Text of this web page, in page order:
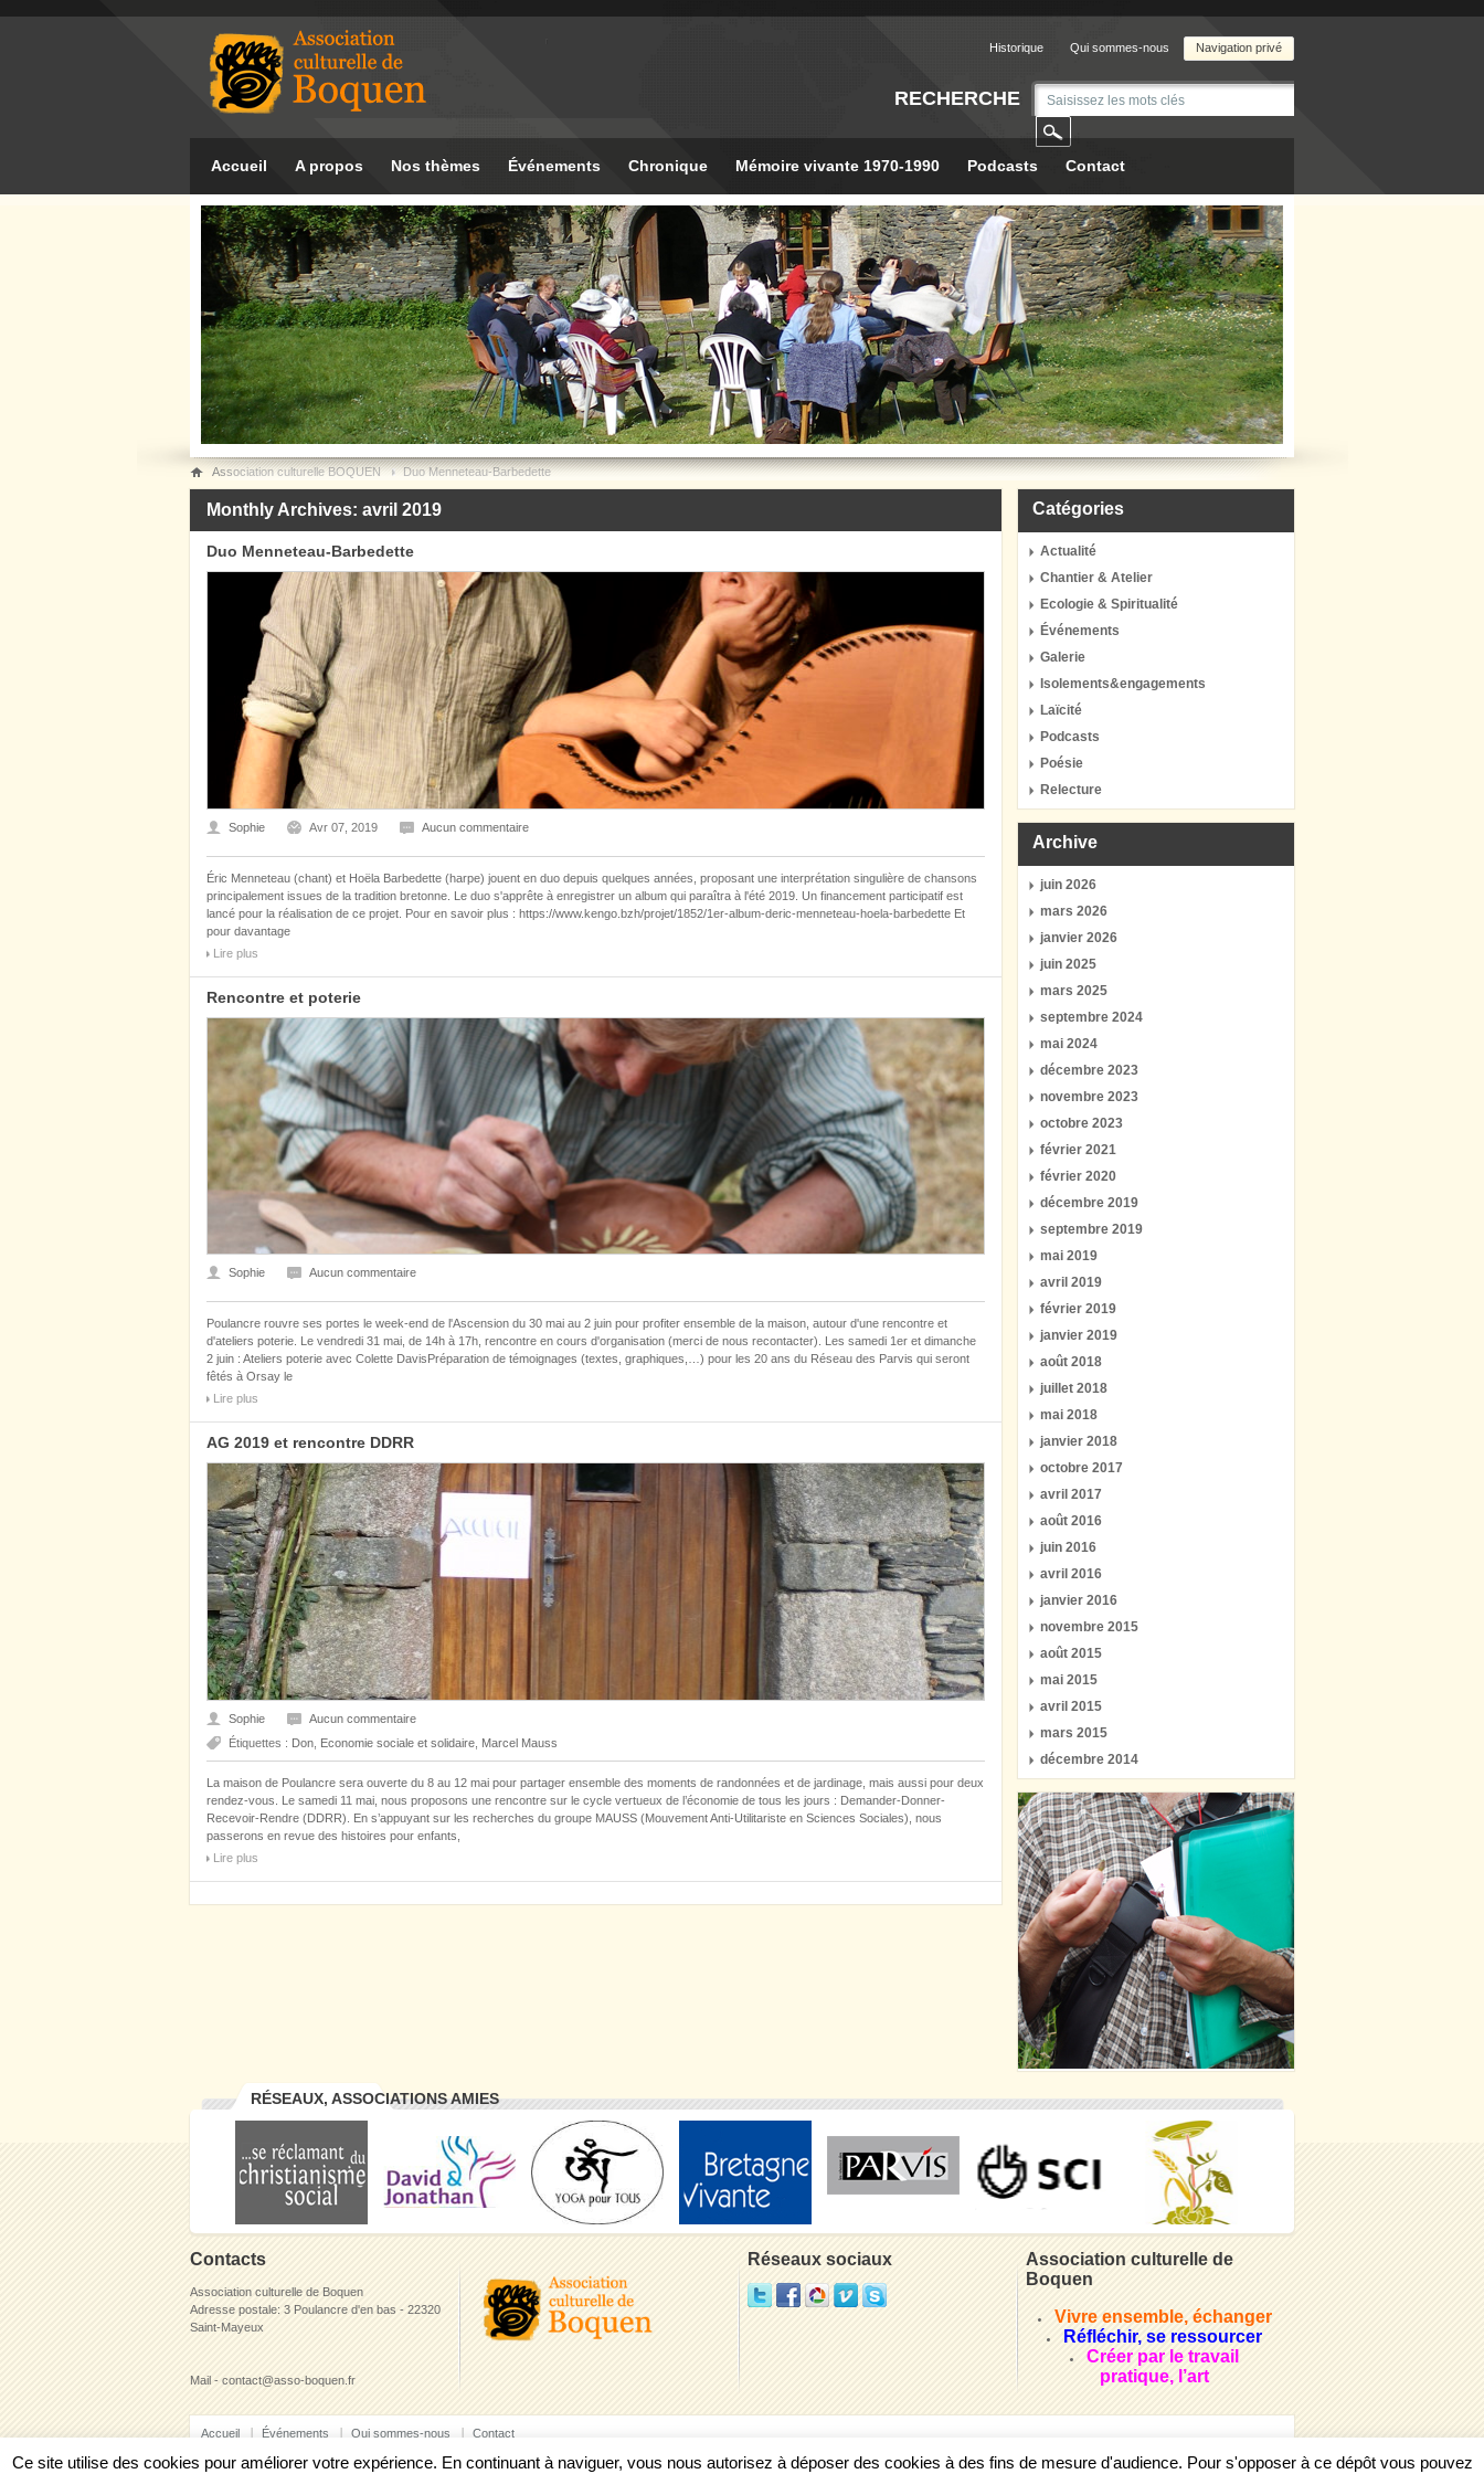
Navigation privé
Historique Qui sommes-nous
RECHERCHE
Accueil A propos Nos thèmes Événements Chronique Mémoire vivante 1970-1990 Podcasts Contact
Association culturelle BOQUEN Duo Menneteau-Barbedette
Monthly Archives: avril 2019
Duo Menneteau-Barbedette
Sophie Avr 07, 2019 Aucun commentaire
Éric Menneteau (chant) et Hoëla Barbedette (harpe) jouent en duo depuis quelques années, proposant une interprétation singulière de chansons
principalement issues de la tradition bretonne. Le duo s'apprête à enregistrer un album qui paraîtra à l'été 2019. Un financement participatif est
lancé pour la réalisation de ce projet. Pour en savoir plus : https://www.kengo.bzh/projet/1852/1er-album-deric-menneteau-hoela-barbedette Et
pour davantage
Lire plus
Rencontre et poterie
Sophie Aucun commentaire
Poulancre rouvre ses portes le week-end de l'Ascension du 30 mai au 2 juin pour profiter ensemble de la maison, autour d'une rencontre et
d'ateliers poterie. Le vendredi 31 mai, de 14h à 17h, rencontre en cours d'organisation (merci de nous recontacter). Les samedi 1er et dimanche
2 juin : Ateliers poterie avec Colette DavisPréparation de témoignages (textes, graphiques,…) pour les 20 ans du Réseau des Parvis qui seront
fêtés à Orsay le
Lire plus
AG 2019 et rencontre DDRR
Sophie
Aucun commentaire
Étiquettes : Don Economie sociale et solidaire Marcel Mauss
La maison de Poulancre sera ouverte du 8 au 12 mai pour partager ensemble des moments de randonnées et de jardinage, mais aussi pour deux
rendez-vous. Le samedi 11 mai, nous proposons une rencontre sur le cycle vertueux de l’économie de tous les jours : Demander-Donner-
Recevoir-Rendre (DDRR). En s’appuyant sur les recherches du groupe MAUSS (Mouvement Anti-Utilitariste en Sciences Sociales), nous
passerons en revue des histoires pour enfants,
Lire plus
Catégories
Actualité
Chantier & Atelier
Ecologie & Spiritualité
Événements
Galerie
Isolements&engagements
Laïcité
Podcasts
Poésie
Relecture
Archive
juin 2026
mars 2026
janvier 2026
juin 2025
mars 2025
septembre 2024
mai 2024
décembre 2023
novembre 2023
octobre 2023
février 2021
février 2020
décembre 2019
septembre 2019
mai 2019
avril 2019
février 2019
janvier 2019
août 2018
juillet 2018
mai 2018
janvier 2018
octobre 2017
avril 2017
août 2016
juin 2016
avril 2016
janvier 2016
novembre 2015
août 2015
mai 2015
avril 2015
mars 2015
décembre 2014
RÉSEAUX, ASSOCIATIONS AMIES
Contacts
Association culturelle de Boquen
Adresse postale: 3 Poulancre d'en bas - 22320
Saint-Mayeux
Mail - contact@asso-boquen.fr
Réseaux sociaux
Association culturelle de
Boquen
Vivre ensemble, échanger
Réfléchir, se ressourcer
Créer par le travail
pratique, l’art
Accueil Événements Qui sommes-nous Contact
Ce site utilise des cookies pour améliorer votre expérience. En continuant à naviguer, vous nous autorisez à déposer des cookies à des fins de mesure d'audience. Pour s'opposer à ce dépôt vous pouvez